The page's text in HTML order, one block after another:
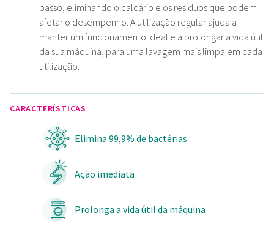
passo, eliminando o calcário e os resíduos que podem
afetar o desempenho. A utilização regular ajuda a
manter um funcionamento ideal e a prolongar a vida útil
da sua máquina, para uma lavagem mais limpa em cada
utilização.
CARACTERÍSTICAS
Elimina 99,9% de bactérias
Ação imediata
Prolonga a vida útil da máquina